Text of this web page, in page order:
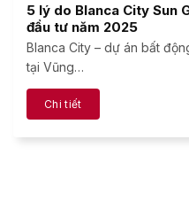
5 lý do Blanca City Sun
đầu tư năm 2025
Blanca City – dự án bất
tại Vũng…
Chi tiết